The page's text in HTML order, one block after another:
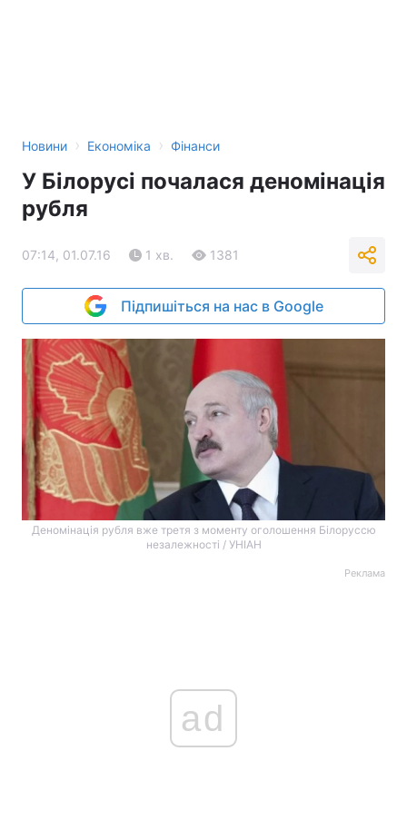
Новини › Економіка › Фінанси
У Білорусі почалася деномінація
рубля
07:14, 01.07.16 1 хв. 1381
Підпишіться на нас в Google
Деномінація рубля вже третя з моменту оголошення Білоруссю
незалежності / УНІАН
Реклама
ad